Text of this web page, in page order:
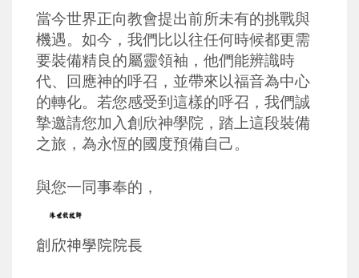
當今世界正向教會提出前所未有的挑戰與
機遇。如今，我們比以往任何時候都更需
要裝備精良的屬靈領袖，他們能辨識時
代、回應神的呼召，並帶來以福音為中心
的轉化。若您感受到這樣的呼召，我們誠
摯邀請您加 入創欣神學院，踏上這段裝備
之旅，為永恆的國度預備自己。
與您一同事奉的 ，
創欣神學院院長